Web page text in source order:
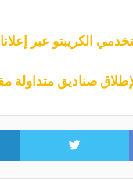
الكريبتو عبر
Facebook